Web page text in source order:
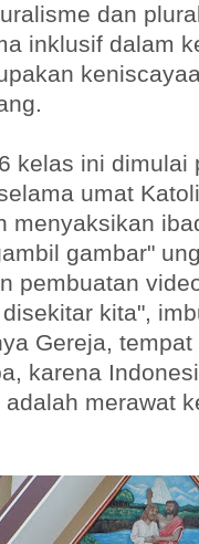
dan
inklusif dalam
kelas ini dimulai
umat
menyaksikan
gambar"
pembuatan
kita",
Gereja,
karena
merawat